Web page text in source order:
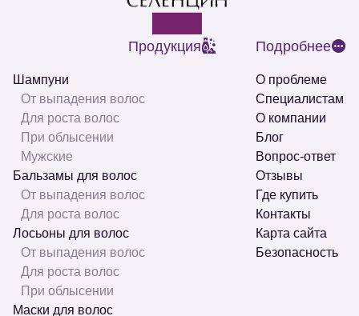
Продукция
Шампуни
От выпадения волос
Для роста волос
При облысении
Мужские
Бальзамы для волос
От выпадения волос
Для роста волос
Лосьоны для волос
От выпадения волос
Для роста волос
При облысении
Маски для волос
Подробнее
О проблеме
Специалистам
О компании
Блог
Вопрос-ответ
Отзывы
Где купить
Контакты
Карта сайта
Безопасность